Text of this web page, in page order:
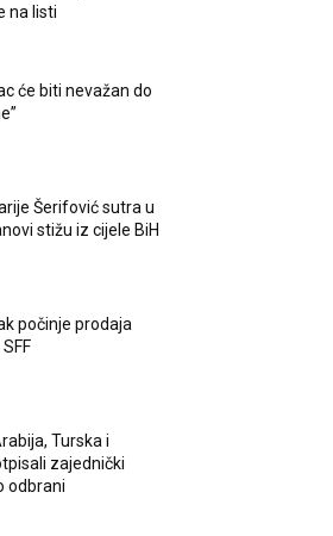
na listi
će biti nevažan do
Šerifović sutra u
stižu iz cijele BiH
počinje prodaja
Turska i
zajednički
odbrani